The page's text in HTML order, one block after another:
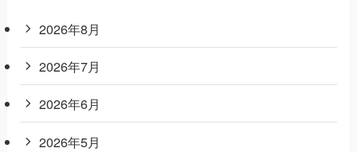
2026年8月
2026年7月
2026年6月
2026年5月